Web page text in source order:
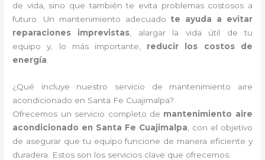
de vida, sino que también te evita problemas costosos a
futuro. Un mantenimiento adecuado te ayuda a evitar
reparaciones imprevistas , alargar la vida útil de tu
equipo y, lo más importante, reducir los costos de
energía
¿Qué incluye nuestro servicio de mantenimiento aire
acondicionado en Santa Fe Cuajimalpa?
Ofrecemos un servicio completo de mantenimiento aire
acondicionado en Santa Fe Cuajimalpa , con el objetivo
de asegurar que tu equipo funcione de manera eficiente y
duradera. Estos son los servicios clave que ofrecemos: